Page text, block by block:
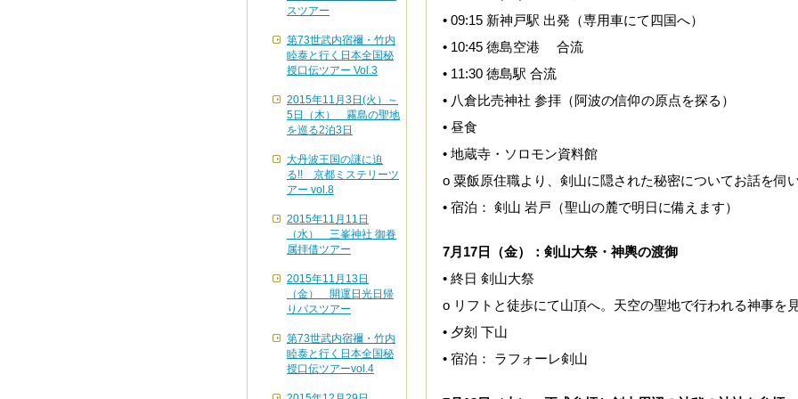
• 09:15 新神戸駅 出発（専用車にて四国へ）
• 10:45 徳島空港 合流
• 11:30 徳島駅 合流
• 八倉比売神社 参拝（阿波の信仰の原点を探る）
• 昼食
• 地蔵寺・ソロモン資料館
o 粟飯原住職より、剣山に隠された秘密についてお話を伺い
• 宿泊： 剣山 岩戸（聖山の麓で明日に備えます）
7月17日（金）：剣山大祭・神輿の渡御
• 終日 剣山大祭
o リフトと徒歩にて山頂へ。天空の聖地で行われる神事を
• 夕刻 下山
• 宿泊： ラフォーレ剣山
スツアー
第73世武内宿禰・竹内
睦泰と行く日本全国秘
授口伝ツアー Vol.3
2015年11月3日(火）～
5日（木） 霧島の聖地
を巡る2泊3日
大丹波王国の謎に迫
る!! 京都ミステリーツ
アー vol.8
2015年11月11日
（水） 三峯神社 御眷
属拝借ツアー
2015年11月13日
（金） 開運日光日帰
りバスツアー
第73世武内宿禰・竹内
睦泰と行く日本全国秘
授口伝ツアーvol.4